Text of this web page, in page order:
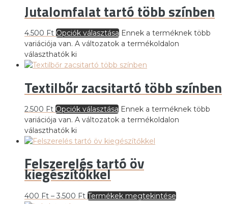
Jutalomfalat tartó több színben
4.500 Ft Opciók választása Ennek a terméknek több
variációja van. A változatok a termékoldalon
választhatók ki
Textilbőr zacsitartó több színben
2.500 Ft Opciók választása Ennek a terméknek több
variációja van. A változatok a termékoldalon
választhatók ki
Felszerelés tartó öv
kiegészítőkkel
400 Ft – 3.500 Ft Termékek megtekintése